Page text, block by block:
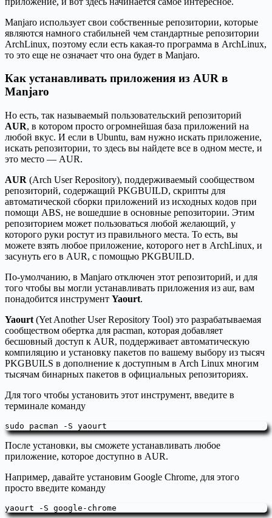
Manjaro использует свои собственные репозитории, которые
являются намного стабильней чем стандартные репозитории
ArchLinux, поэтому если есть какая-то программа в ArchLinux,
то это еще не означает что она будет в Manjaro.
Как устанавливать приложения из AUR в
Manjaro
Но есть, так называемый пользовательский репозиторий
AUR, в котором просто огромнейшая база приложений на
любой вкус. И если в Ubuntu, вам нужно искать приложение,
искать репозитории, то здесь вы найдете все в одном месте, и
это место — AUR.
AUR (Arch User Repository), поддерживаемый сообществом
репозиторий, содержащий PKGBUILD, скрипты для
автоматической сборки приложений из исходных кодов при
помощи ABS, не вошедшие в основные репозитории. Этим
репозиторием может пользоваться любой желающий, у
которого руки ростут из правильного места. То есть, вы
можете взять любое приложение, которого нет в ArchLinux, и
засунуть его в AUR, с помощью PKGBUILD.
По-умолчанию, в Manjaro отключен этот репозиторий, и для
того чтобы вы могли устанавливать приложения из aur, вам
понадобится инструмент Yaourt.
Yaourt (Yet Another User Repository Tool) это разрабатываемая
сообществом обертка для pacman, которая добавляет
бесшовный доступ к AUR, поддерживает автоматическую
компиляцию и установку пакетов по вашему выбору из тысяч
PKGBUILS в дополнение к доступным в Arch Linux многим
тысячам бинарных пакетов в официальных репозиториях.
Для того чтобы установить этот инструмент, введите в
терминале команду
sudo pacman -S yaourt
После установки, вы сможете устанавливать любое
приложение, которое доступно в AUR.
Например, давайте установим Google Chrome, для этого
просто введите команду
yaourt -S google-chrome